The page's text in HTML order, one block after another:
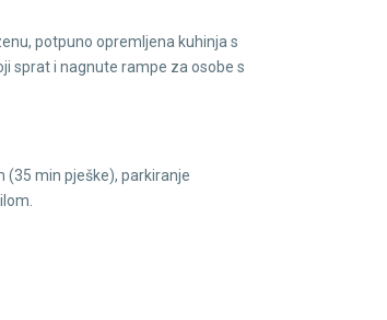
potpuno opremljena kuhinja s
sprat i nagnute rampe za osobe s
(35 min pješke), parkiranje